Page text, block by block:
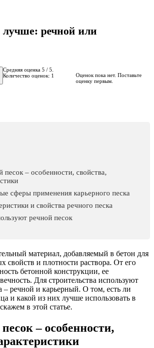
речной или
Средняя оценка5 / 5.
Количество оценок: 1
Оценок пока нет. Поставьте
оценку первым.
сферы применения карьерного песка
и свойства речного песка
речной песок
материал, добавляемый в бетон для
свойств и плотности раствора. От его
бетонной конструкции, ее
Для строительства используют
– речной и карьерный. О том, есть ли
и какой из них лучше использовать в
в этой статье.
– особенности,